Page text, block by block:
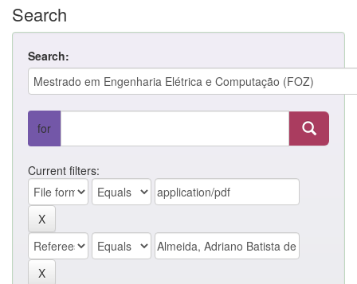
Search
Search:
for
Current filters: